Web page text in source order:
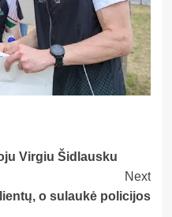
Virgiu Šidlausku
Next
o sulaukė policijos